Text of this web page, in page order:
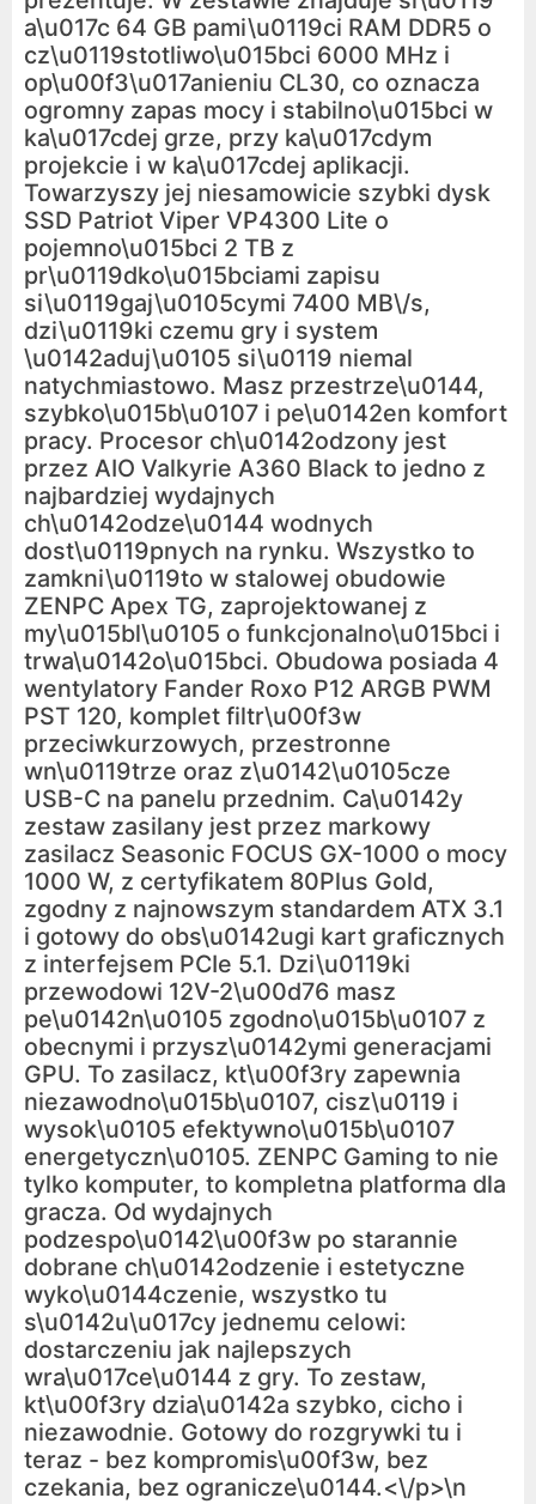
a\u017c 64 GB pami\u0119ci RAM DDR5 o
cz\u0119stotliwo\u015bci 6000 MHz i
op\u00f3\u017anieniu CL30, co oznacza
ogromny zapas mocy i stabilno\u015bci w
ka\u017cdej grze, przy ka\u017cdym
projekcie i w ka\u017cdej aplikacji.
Towarzyszy jej niesamowicie szybki dysk
SSD Patriot Viper VP4300 Lite o
pojemno\u015bci 2 TB z
pr\u0119dko\u015bciami zapisu
si\u0119gaj\u0105cymi 7400 MB\/s,
dzi\u0119ki czemu gry i system
\u0142aduj\u0105 si\u0119 niemal
natychmiastowo. Masz przestrze\u0144,
szybko\u015b\u0107 i pe\u0142en komfort
pracy. Procesor ch\u0142odzony jest
przez AIO Valkyrie A360 Black to jedno z
najbardziej wydajnych
ch\u0142odze\u0144 wodnych
dost\u0119pnych na rynku. Wszystko to
zamkni\u0119to w stalowej obudowie
ZENPC Apex TG, zaprojektowanej z
my\u015bl\u0105 o funkcjonalno\u015bci i
trwa\u0142o\u015bci. Obudowa posiada 4
wentylatory Fander Roxo P12 ARGB PWM
PST 120, komplet filtr\u00f3w
przeciwkurzowych, przestronne
wn\u0119trze oraz z\u0142\u0105cze
USB-C na panelu przednim. Ca\u0142y
zestaw zasilany jest przez markowy
zasilacz Seasonic FOCUS GX-1000 o mocy
1000 W, z certyfikatem 80Plus Gold,
zgodny z najnowszym standardem ATX 3.1
i gotowy do obs\u0142ugi kart graficznych
z interfejsem PCIe 5.1. Dzi\u0119ki
przewodowi 12V-2\u00d76 masz
pe\u0142n\u0105 zgodno\u015b\u0107 z
obecnymi i przysz\u0142ymi generacjami
GPU. To zasilacz, kt\u00f3ry zapewnia
niezawodno\u015b\u0107, cisz\u0119 i
wysok\u0105 efektywno\u015b\u0107
energetyczn\u0105. ZENPC Gaming to nie
tylko komputer, to kompletna platforma dla
gracza. Od wydajnych
podzespo\u0142\u00f3w po starannie
dobrane ch\u0142odzenie i estetyczne
wyko\u0144czenie, wszystko tu
s\u0142u\u017cy jednemu celowi:
dostarczeniu jak najlepszych
wra\u017ce\u0144 z gry. To zestaw,
kt\u00f3ry dzia\u0142a szybko, cicho i
niezawodnie. Gotowy do rozgrywki tu i
teraz - bez kompromis\u00f3w, bez
czekania, bez ogranicze\u0144.<\/p>\n